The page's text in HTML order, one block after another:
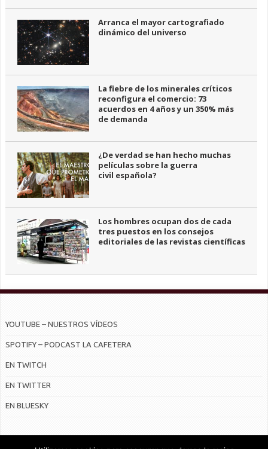
Arranca el mayor cartografiado
dinámico del universo
La fiebre de los minerales críticos
reconfigura el comercio: 73
acuerdos en 4 años y un 350% más
de demanda
¿De verdad se han hecho muchas
películas sobre la guerra
civil española?
Los hombres ocupan dos de cada
tres puestos en los consejos
editoriales de las revistas científicas
YOUTUBE – NUESTROS VÍDEOS
SPOTIFY – PODCAST LA CAFETERA
EN TWITCH
EN TWITTER
EN BLUESKY